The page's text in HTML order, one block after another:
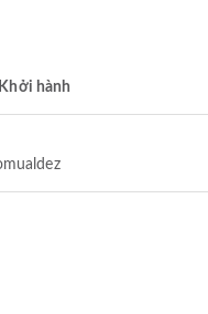
Khởi hành